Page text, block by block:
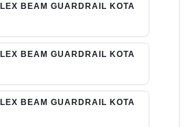
BEAM GUARDRAIL KOTA
BEAM GUARDRAIL KOTA
BEAM GUARDRAIL KOTA